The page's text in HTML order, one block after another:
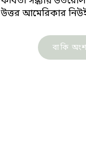
উত্তর আমেরিকার
বাকি